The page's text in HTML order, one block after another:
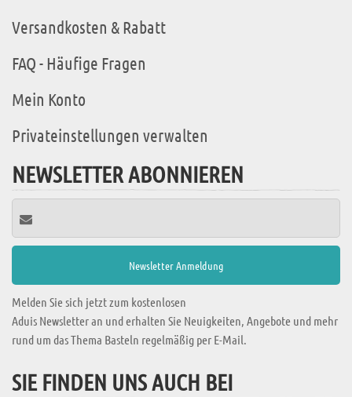
Versandkosten & Rabatt
FAQ - Häufige Fragen
Mein Konto
Privateinstellungen verwalten
NEWSLETTER ABONNIEREN
Melden Sie sich jetzt zum kostenlosen
Aduis Newsletter an und erhalten Sie Neuigkeiten, Angebote und mehr
rund um das Thema Basteln regelmäßig per E-Mail.
SIE FINDEN UNS AUCH BEI